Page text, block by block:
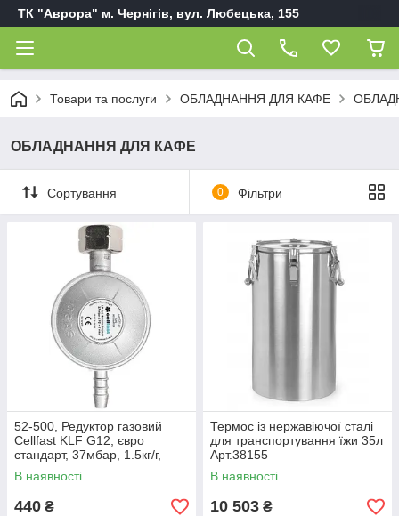
ТК "Аврора" м. Чернігів, вул. Любецька, 155
Товари та послуги ОБЛАДНАННЯ ДЛЯ КАФЕ
ОБЛАДНАННЯ ДЛЯ КАФЕ
Сортування 0 Фільтри
52-500, Редуктор газовий
Cellfast KLF G12, євро
стандарт, 37мбар, 1.5кг/г,
Арт.55268
В наявності
440 ₴
Термос із нержавіючої сталі
для транспортування їжи 35л
Арт.38155
В наявності
10 503 ₴